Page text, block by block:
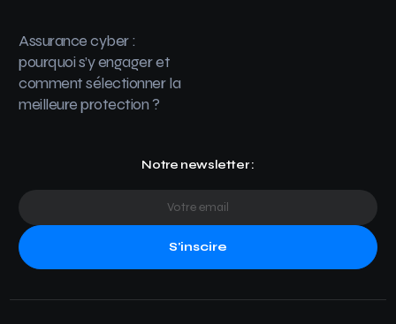
Assurance cyber :
pourquoi s’y engager et
comment sélectionner la
meilleure protection ?
Notre newsletter :
S'inscire